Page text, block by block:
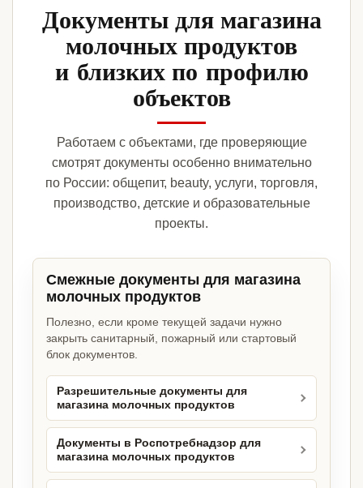
Документы для магазина
молочных продуктов
и близких по профилю
объектов
Работаем с объектами, где проверяющие
смотрят документы особенно внимательно
по России: общепит, beauty, услуги, торговля,
производство, детские и образовательные
проекты.
Смежные документы для магазина
молочных продуктов
Полезно, если кроме текущей задачи нужно
закрыть санитарный, пожарный или стартовый
блок документов.
Разрешительные документы для
магазина молочных продуктов
Документы в Роспотребнадзор для
магазина молочных продуктов